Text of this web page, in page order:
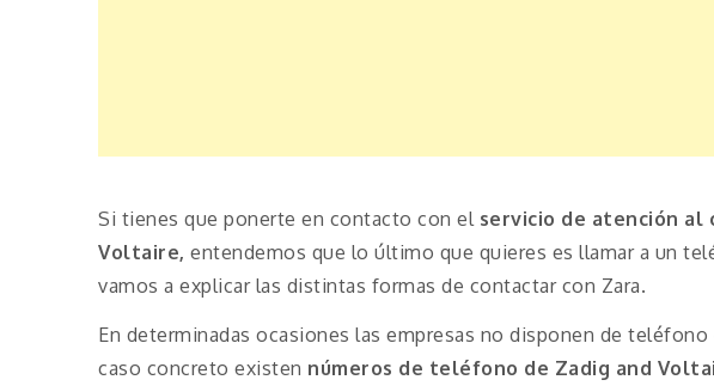
Si tienes que ponerte en contacto con el servicio de atención al
Voltaire, entendemos que lo último que quieres es llamar a un
vamos a explicar las distintas formas de contactar con Zara.
En determinadas ocasiones las empresas no disponen de
caso concreto existen números de teléfono de Zadig and